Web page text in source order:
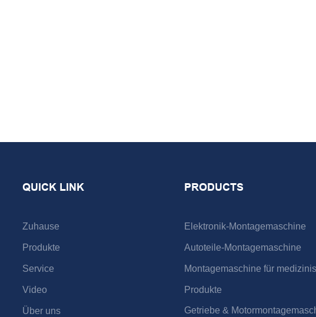
QUICK LINK
Zuhause
Produkte
Service
Video
Über uns
PRODUCTS
Elektronik-Montagemaschine
Autoteile-Montagemaschine
Montagemaschine für
Produkte
Getriebe &